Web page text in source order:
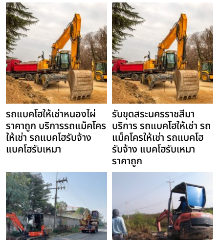
รถแบคโฮให้เช่าหนองไผ่
ราคาถูก บริการรถแม็คโคร
ให้เช่า รถแบคโฮรับจ้าง
แบคโฮรับเหมา
รับขุดสระนครราชสีมา
บริการ รถแบคโฮให้เช่า รถ
แม็คโครให้เช่า รถแบคโฮ
รับจ้าง แบคโฮรับเหมา
ราคาถูก